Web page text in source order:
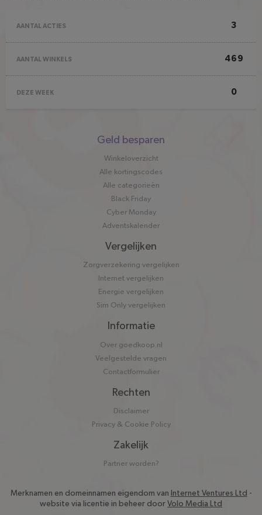
AANTAL ACTIES 3
AANTAL WINKELS 469
DEZE WEEK 0
Geld besparen
Winkeloverzicht
Alle kortingscodes
Alle categorieën
Black Friday
Cyber Monday
Adventskalender
Vergelijken
Zorgverzekering vergelijken
Internet vergelijken
Energie vergelijken
Sim Only vergelijken
Informatie
Over goedkoop.nl
Veelgestelde vragen
Contactformulier
Rechten
Disclaimer
Privacy & Cookie Policy
Zakelijk
Partner worden?
Merknamen en domeinnamen eigendom van Internet Ventures Ltd -
website via licentie in beheer door Volo Media Ltd